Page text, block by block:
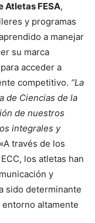
Atletas FESA,
y programas
a manejar
su marca
acceder a
competitivo. “La
de Ciencias de la
de nuestros
integrales y
través de los
los atletas han
y
sido determinante
entorno altamente